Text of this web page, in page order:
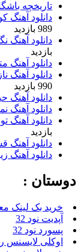
تاریخچه
دانلود آهنگ
989 بازدید
دانلود آهنگ
بازدید
دانلود آهنگ
دانلود آهنگ
990 بازدید
دانلود آهنگ
دانلود آهنگ
دانلود آهنگ
بازدید
دانلود آهنگ
دانلود آهنگ
دوستان :
خرید بک لینک
آپدیت نود 32
پسورد نود 32
اوکلی لایسنس